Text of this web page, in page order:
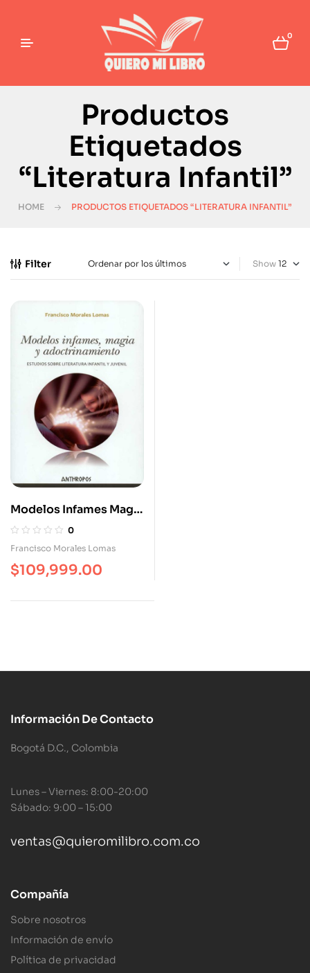
0
Productos
Etiquetados
“Literatura Infantil”
HOME PRODUCTOS ETIQUETADOS “LITERATURA INFANTIL”
Filter Show
Modelos Infames Magia
Y Adoctrinamiento.
Estudios Sobre
Juvenil
0
Francisco Morales Lomas
$109,999.00
Información De Contacto
Bogotá D.C., Colombia
Lunes – Viernes: 8:00-20:00
Sábado: 9:00 – 15:00
ventas@quieromilibro.com.co
Compañía
Sobre nosotros
Información de envío
Política de privacidad